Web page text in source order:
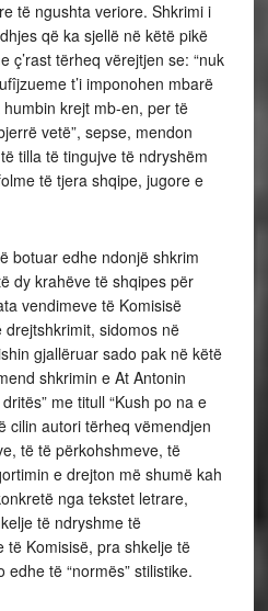
të ngushta veriore. Shkrimi i
që ka sjellë në këtë pikë
ç’rast tërheq vërejtjen se: “nuk
t’i imponohen mbarë
krejt mb-en, per të
vetë”, sepse, mendon
tilla të tingujve të ndryshëm
të tjera shqipe, jugore e
botuar edhe ndonjë shkrim
dy krahëve të shqipes për
vendimeve të Komisisë
sidomos në
gjallëruar sado pak në këtë
shkrimin e At Antonin
me titull “Kush po na e
cilin autori tërheq vëmendjen
të të përkohshmeve, të
e drejton më shumë kah
nga tekstet letrare,
të ndryshme të
të Komisisë, pra shkelje të
të “normës” stilistike.